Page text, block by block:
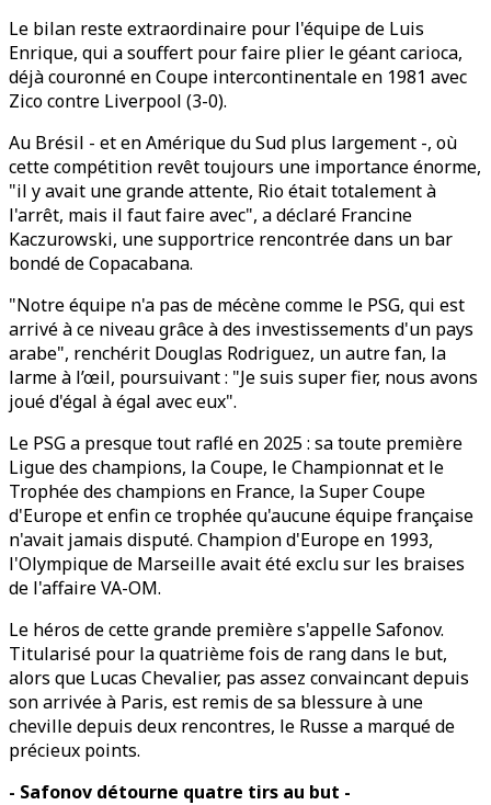
Le bilan reste extraordinaire pour l'équipe de Luis
Enrique, qui a souffert pour faire plier le géant carioca,
déjà couronné en Coupe intercontinentale en 1981 avec
Zico contre Liverpool (3-0).
Au Brésil - et en Amérique du Sud plus largement -, où
cette compétition revêt toujours une importance énorme,
"il y avait une grande attente, Rio était totalement à
l'arrêt, mais il faut faire avec", a déclaré Francine
Kaczurowski, une supportrice rencontrée dans un bar
bondé de Copacabana.
"Notre équipe n'a pas de mécène comme le PSG, qui est
arrivé à ce niveau grâce à des investissements d'un pays
arabe", renchérit Douglas Rodriguez, un autre fan, la
larme à l’œil, poursuivant : "Je suis super fier, nous avons
joué d'égal à égal avec eux".
Le PSG a presque tout raflé en 2025 : sa toute première
Ligue des champions, la Coupe, le Championnat et le
Trophée des champions en France, la Super Coupe
d'Europe et enfin ce trophée qu'aucune équipe française
n'avait jamais disputé. Champion d'Europe en 1993,
l'Olympique de Marseille avait été exclu sur les braises
de l'affaire VA-OM.
Le héros de cette grande première s'appelle Safonov.
Titularisé pour la quatrième fois de rang dans le but,
alors que Lucas Chevalier, pas assez convaincant depuis
son arrivée à Paris, est remis de sa blessure à une
cheville depuis deux rencontres, le Russe a marqué de
précieux points.
- Safonov détourne quatre tirs au but -